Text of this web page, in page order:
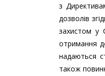
з
дозволів
захистом у
отримання
надаються
також